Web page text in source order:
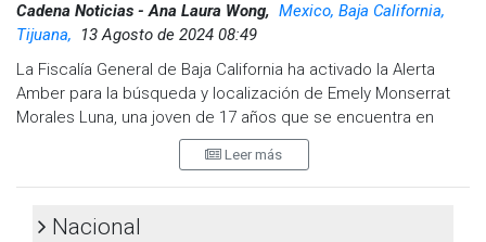
Facebook:@cadenanoticiasmx| Instagram:
@cadenanoticiasmx| TikTok:@CadenaNoticias
Cadena Noticias - Ana Laura Wong, Mexico, Baja California,
Tijuana,
13 Agosto de 2024 08:49
La Fiscalía General de Baja California ha activado la Alerta
Amber para la búsqueda y localización de Emely Monserrat
Morales Luna, una joven de 17 años que se encuentra en
situación de vulnerabilidad. La institución solicita la
colaboración de la ciudadanía y de los medios de
comunicación para ayudar a encontrarla, ya que puede ser
Leer más
Nacional